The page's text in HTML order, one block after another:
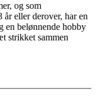
og som
eller derover, har en
en belønnende hobby
strikket sammen